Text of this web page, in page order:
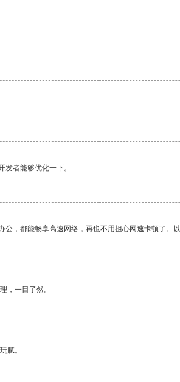
者能够优化一下。
，都能畅享高速网络，再也不用担心网速卡顿了。
，一目了然。
腻。